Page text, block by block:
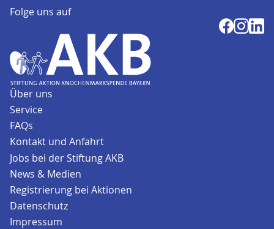
Folge uns auf
Über uns
Service
FAQs
Kontakt und Anfahrt
Jobs bei der Stiftung AKB
News & Medien
Registrierung bei Aktionen
Datenschutz
Impressum